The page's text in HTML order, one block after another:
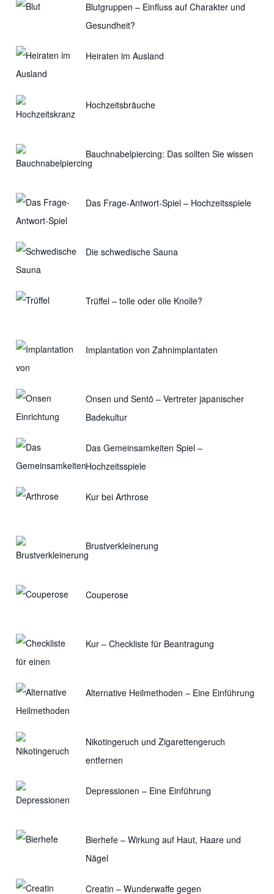
Blutgruppen – Einfluss auf Charakter und
Gesundheit?
Heiraten im Ausland
Hochzeitsbräuche
Bauchnabelpiercing: Das sollten Sie wissen
Das Frage-Antwort-Spiel – Hochzeitsspiele
Die schwedische Sauna
Trüffel – tolle oder olle Knolle?
Implantation von Zahnimplantaten
Onsen und Sentō – Vertreter japanischer
Badekultur
Das Gemeinsamkeiten Spiel –
Hochzeitsspiele
Kur bei Arthrose
Brustverkleinerung
Couperose
Kur – Checkliste für Beantragung
Alternative Heilmethoden – Eine Einführung
Nikotingeruch und Zigarettengeruch
entfernen
Depressionen – Eine Einführung
Bierhefe – Wirkung auf Haut, Haare und
Nägel
Creatin – Wunderwaffe gegen